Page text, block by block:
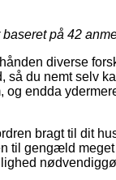
baseret på 42
diverse
så du nemt selv
endda
bragt til dit
til gengæld